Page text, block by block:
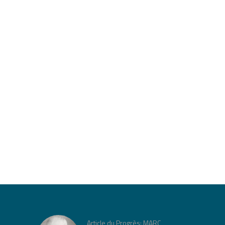
Article du Progrès: MARC